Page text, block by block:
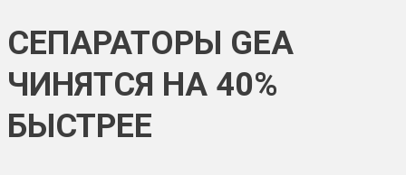
СЕПАРАТОРЫ GEA
ЧИНЯТСЯ НА 40%
БЫСТРЕЕ